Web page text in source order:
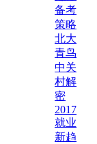
备考
策略
北大
青鸟
中关
村解
密
2017
就业
新趋